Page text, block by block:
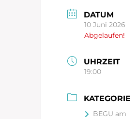
DATUM
10 Juni 2026
Abgelaufen!
UHRZEIT
19:00
KATEGORIE
BEGU am